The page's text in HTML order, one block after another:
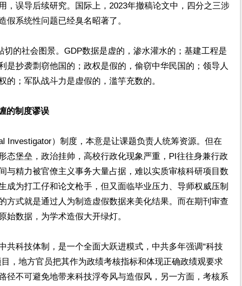
，误导后续研究。国际上，2023年撤稿论文中，四分之三涉
假系统性问题已经臭名昭著了。
切的社会图景。GDP数据是虚的，渗水灌水的；基建工程是
是抄袭剽窃他国的；政权是假的，偷窃中华民国的；领导人
的；军队战斗力是虚假的，滥竽充数的。
的制度谬误
Investigator）制度，本意是让课题负责人统筹资源。但在
态堡垒，政治挂帅，高校行政化现象严重，PI往往身兼行政
与精力被官僚主义事务大量占据，难以实质审核科研项目数
成为打工仔和论文枪手，但又面临毕业压力、导师权威压制
方式就是通过人为制造虚假数据来美化结果。而在期刊审查
始数据，为学术造假大开绿灯。
共科技体制，是一个全面大跃进糢式，中共多年强调“科技
，地方官员把其作为政绩考核指标和体现正确政绩观要求
径不可避免地带来科技浮夸风与造假风，另一方面，考核系